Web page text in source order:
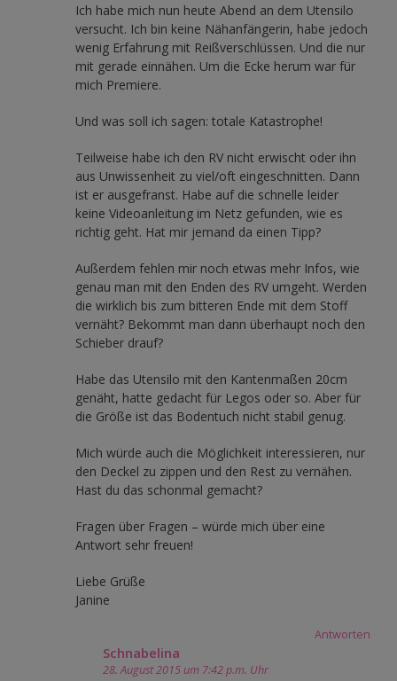
Ich habe mich nun heute Abend an dem Utensilo
versucht. Ich bin keine Nähanfängerin, habe jedoch
wenig Erfahrung mit Reißverschlüssen. Und die nur
mit gerade einnähen. Um die Ecke herum war für
mich Premiere.
Und was soll ich sagen: totale Katastrophe!
Teilweise habe ich den RV nicht erwischt oder ihn
aus Unwissenheit zu viel/oft eingeschnitten. Dann
ist er ausgefranst. Habe auf die schnelle leider
keine Videoanleitung im Netz gefunden, wie es
richtig geht. Hat mir jemand da einen Tipp?
Außerdem fehlen mir noch etwas mehr Infos, wie
genau man mit den Enden des RV umgeht. Werden
die wirklich bis zum bitteren Ende mit dem Stoff
vernäht? Bekommt man dann überhaupt noch den
Schieber drauf?
Habe das Utensilo mit den Kantenmaßen 20cm
genäht, hatte gedacht für Legos oder so. Aber für
die Größe ist das Bodentuch nicht stabil genug.
Mich würde auch die Möglichkeit interessieren, nur
den Deckel zu zippen und den Rest zu vernähen.
Hast du das schonmal gemacht?
Fragen über Fragen – würde mich über eine
Antwort sehr freuen!
Liebe Grüße
Janine
Antworten
Schnabelina
28. August 2015 um 7:42 p.m. Uhr